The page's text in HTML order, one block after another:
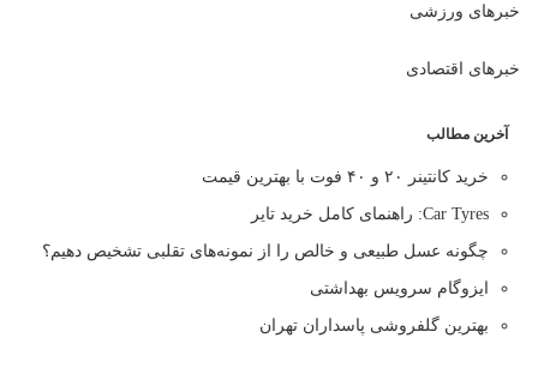
خبرهای ورزشی
خبرهای اقتصادی
آخرین مطالب
خرید کانتینر ۲۰ و ۴۰ فوت با بهترین قیمت
Car Tyres: راهنمای کامل خرید تایر
چگونه عسل طبیعی و خالص را از نمونه‌های تقلبی تشخیص دهیم؟
ایزوگام سرویس بهداشتی
بهترین گلفروشی پاسداران تهران